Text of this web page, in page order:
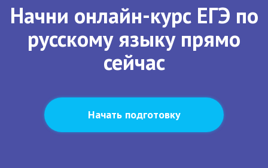
Начни онлайн-курс ЕГЭ по
русскому языку прямо
сейчас
Начать подготовку